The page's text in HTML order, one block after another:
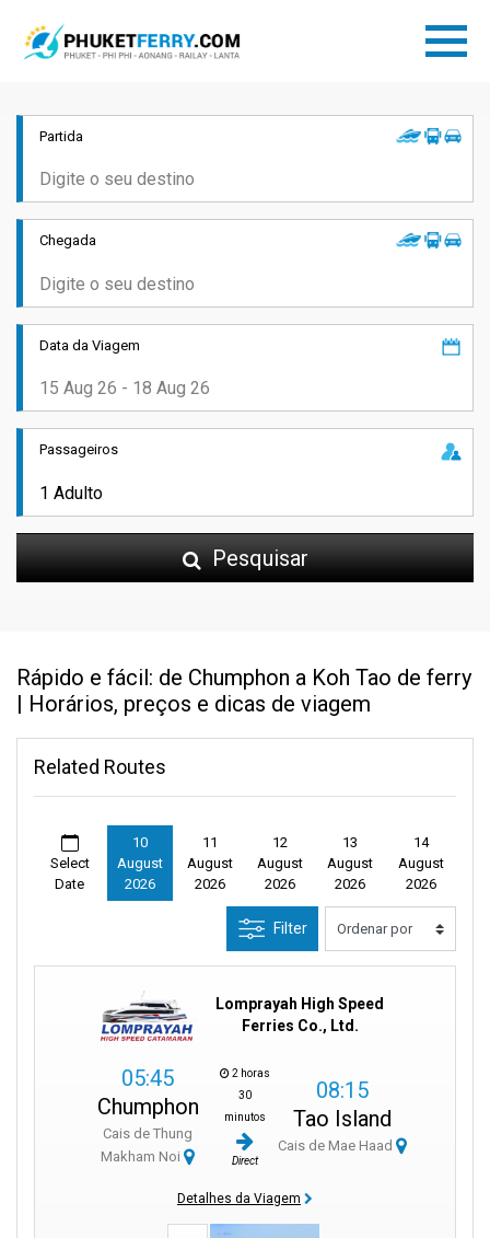
Partida
Chegada
Data da Viagem
Passageiros
Pesquisar
Rápido e fácil: de Chumphon a Koh Tao de ferry
| Horários, preços e dicas de viagem
Related Routes
Select
Date
10
August
2026
11
August
2026
12
August
2026
13
August
2026
14
August
2026
Filter
Lomprayah High Speed
Ferries Co., Ltd.
05:45
Chumphon
Cais de Thung
Makham Noi
2 horas
30
minutos
Direct
08:15
Tao Island
Cais de Mae Haad
Detalhes da Viagem